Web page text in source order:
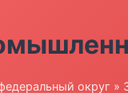
округ »